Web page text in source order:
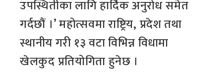
उपस्थितीका लागि हार्दिक अनुरोध समेत
गर्दछौं ।’ महोत्सवमा राष्ट्रिय, प्रदेश तथा
स्थानीय गरी १३ वटा विभिन्न विधामा
खेलकुद प्रतियोगिता हुनेछ ।